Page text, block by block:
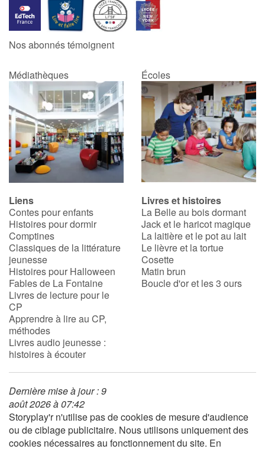
Nos abonnés témoignent
Médiathèques Écoles
Liens
Contes pour enfants
Histoires pour dormir
Comptines
Classiques de la littérature
jeunesse
Histoires pour Halloween
Fables de La Fontaine
Livres de lecture pour le
CP
Apprendre à lire au CP,
méthodes
Livres audio jeunesse :
histoires à écouter
Livres et histoires
La Belle au bois dormant
Jack et le haricot magique
La laitière et le pot au lait
Le lièvre et la tortue
Cosette
Matin brun
Boucle d'or et les 3 ours
Dernière mise à jour : 9
août 2026 à 07:42
Storyplay'r n'utilise pas de cookies de mesure d'audience
ou de ciblage publicitaire. Nous utilisons uniquement des
cookies nécessaires au fonctionnement du site. En